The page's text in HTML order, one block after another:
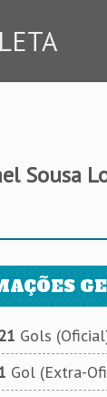
Sousa
Gols
Gol (Extra-